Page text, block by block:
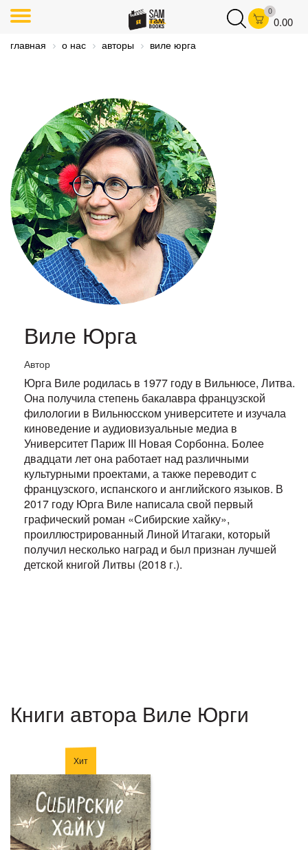
0
0.00
главная о нас авторы виле юрга
Виле Юрга
Автор
Юрга Виле родилась в 1977 году в Вильнюсе, Литва.
Она получила степень бакалавра французской
филологии в Вильнюсском университете и изучала
киноведение и аудиовизуальные медиа в
Университет Париж III Новая Сорбонна. Более
двадцати лет она работает над различными
культурными проектами, а также переводит с
французского, испанского и английского языков. В
2017 году Юрга Виле написала свой первый
графический роман «Сибирские хайку»,
проиллюстрированный Линой Итагаки, который
получил несколько наград и был признан лучшей
детской книгой Литвы (2018 г.).
Книги автора Виле Юрги
Хит